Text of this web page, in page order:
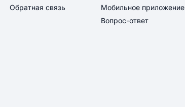
Обратная связь
Мобильное приложение
Вопрос-ответ